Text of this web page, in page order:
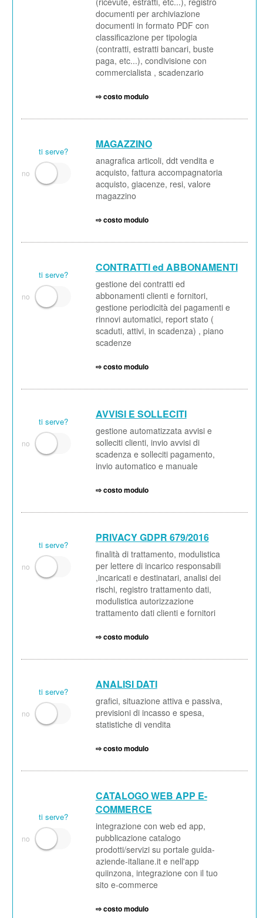
documenti per archiviazione
documenti in formato PDF con
classificazione per tipologia
(contratti, estratti bancari, buste
paga, etc...), condivisione con
commercialista , scadenzario
⇨ costo modulo
MAGAZZINO
ti serve?
anagrafica articoli, ddt vendita e
acquisto, fattura accompagnatoria
acquisto, giacenze, resi, valore
magazzino
⇨ costo modulo
CONTRATTI ed ABBONAMENTI
ti serve?
gestione dei contratti ed
abbonamenti clienti e fornitori,
gestione periodicità dei pagamenti e
rinnovi automatici, report stato (
scaduti, attivi, in scadenza) , piano
scadenze
⇨ costo modulo
AVVISI E SOLLECITI
ti serve?
gestione automatizzata avvisi e
solleciti clienti, invio avvisi di
scadenza e solleciti pagamento,
invio automatico e manuale
⇨ costo modulo
PRIVACY GDPR 679/2016
ti serve?
finalità di trattamento, modulistica
per lettere di incarico responsabili
,incaricati e destinatari, analisi dei
rischi, registro trattamento dati,
modulistica autorizzazione
trattamento dati clienti e fornitori
⇨ costo modulo
ANALISI DATI
ti serve?
grafici, situazione attiva e passiva,
previsioni di incasso e spesa,
statistiche di vendita
⇨ costo modulo
CATALOGO WEB APP E-
COMMERCE
ti serve?
integrazione con web ed app,
pubblicazione catalogo
prodotti/servizi su portale guida-
aziende-italiane.it e nell'app
quiinzona, integrazione con il tuo
sito e-commerce
⇨ costo modulo